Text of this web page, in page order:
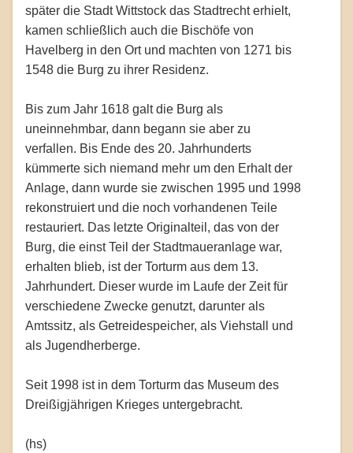
später die Stadt Wittstock das Stadtrecht erhielt,
kamen schließlich auch die Bischöfe von
Havelberg in den Ort und machten von 1271 bis
1548 die Burg zu ihrer Residenz.
Bis zum Jahr 1618 galt die Burg als
uneinnehmbar, dann begann sie aber zu
verfallen. Bis Ende des 20. Jahrhunderts
kümmerte sich niemand mehr um den Erhalt der
Anlage, dann wurde sie zwischen 1995 und 1998
rekonstruiert und die noch vorhandenen Teile
restauriert. Das letzte Originalteil, das von der
Burg, die einst Teil der Stadtmaueranlage war,
erhalten blieb, ist der Torturm aus dem 13.
Jahrhundert. Dieser wurde im Laufe der Zeit für
verschiedene Zwecke genutzt, darunter als
Amtssitz, als Getreidespeicher, als Viehstall und
als Jugendherberge.
Seit 1998 ist in dem Torturm das Museum des
Dreißigjährigen Krieges untergebracht.
(hs)